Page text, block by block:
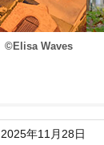
©Elisa Waves
2025年11月28日